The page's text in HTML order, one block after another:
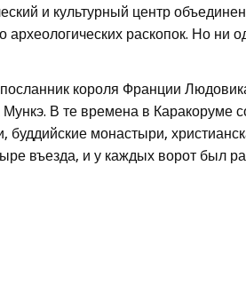
и культурный центр
раскопок. Но ни
короля Франции
В те времена в Каракоруме
буддийские монастыри,
въезда, и у каждых ворот был